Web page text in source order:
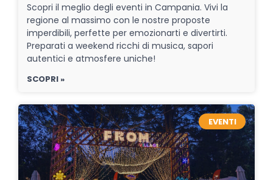
Scopri il meglio degli eventi in Campania. Vivi la
regione al massimo con le nostre proposte
imperdibili, perfette per emozionarti e divertirti.
Preparati a weekend ricchi di musica, sapori
autentici e atmosfere uniche!
SCOPRI »
EVENTI